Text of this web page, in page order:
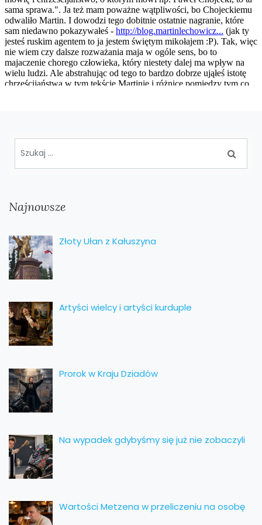
Najnowsze
Złoty Ułan z Kałuszyna
Artyści wielcy i artyści kurduple
Prorok w Kraju Dziadów
Na wypadek gdybyśmy się już nie zobaczyli
Wartości Metzena w przeliczeniu na osobę